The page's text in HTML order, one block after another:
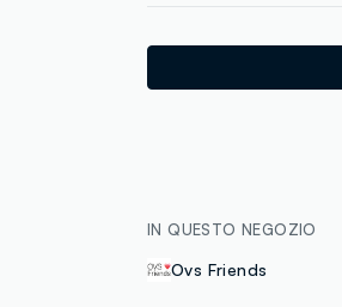
IN QUESTO NEGOZIO
Ovs Friends